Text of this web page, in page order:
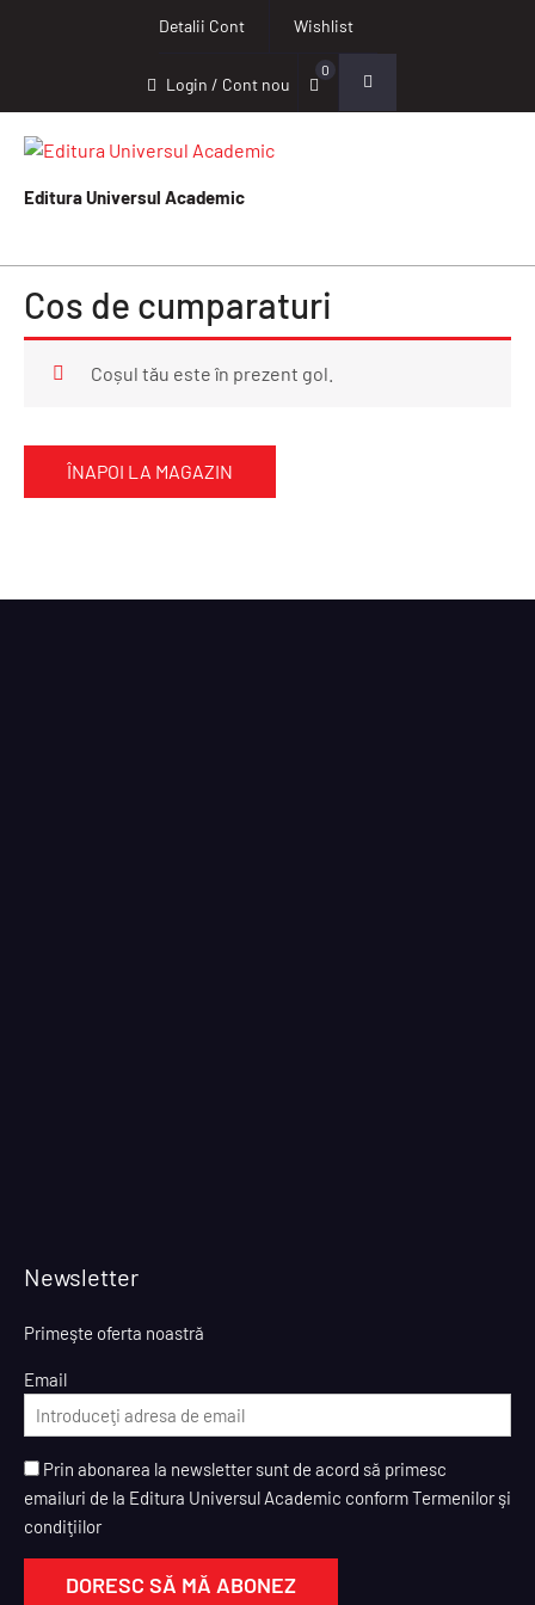
Detalii Cont Wishlist
Login / Cont nou
0
Editura Universul Academic
Cos de cumparaturi
Coșul tău este în prezent gol.
ÎNAPOI LA MAGAZIN
Newsletter
Primeşte oferta noastră
Email
Prin abonarea la newsletter sunt de acord să primesc
emailuri de la Editura Universul Academic conform Termenilor şi
condiţiilor